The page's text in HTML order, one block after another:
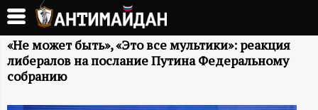
Перейти
основному
содержанию
А
Н
«Не может быть», «Это все мультики»: реакция
либералов на послание Путина Федеральному
собранию